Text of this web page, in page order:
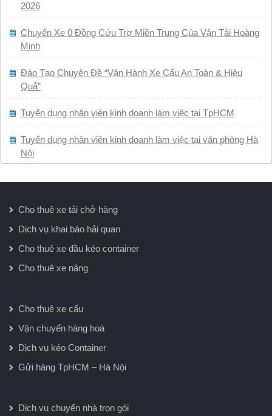
2026
Chuyến Xe 0 Đồng Cứu Trợ Miền Trung Của Vận Tải Hoàng
Minh
Đào Tạo Chuyên Đề “Vận Hành Xe Cẩu An Toàn & Hiệu
Quả”
Tuyển dụng nhân viên kinh doanh làm việc tại TpHCM
Tuyển dụng nhân viên kinh doanh làm việc tại văn phòng Hà
Nội
Cho thuê xe tải chở hàng
Dịch vụ khai báo hải quan
Cho thuê xe đầu kéo container
Cho thuê xe nâng
Cho thuê xe cẩu
Vận chuyển hàng hoá
Dịch vụ kéo Container
Gửi hàng TpHCM – Hà Nội
Dịch vụ chuyển nhà trọn gói